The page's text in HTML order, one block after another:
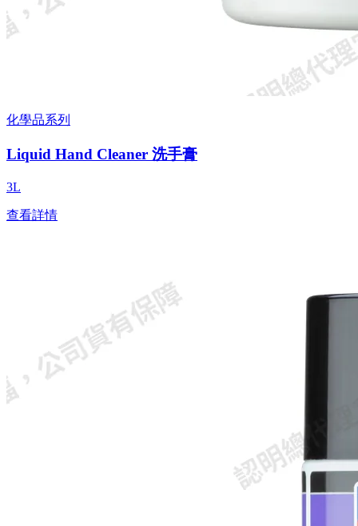
化學品系列
Liquid Hand Cleaner 洗手膏
3L
查看詳情